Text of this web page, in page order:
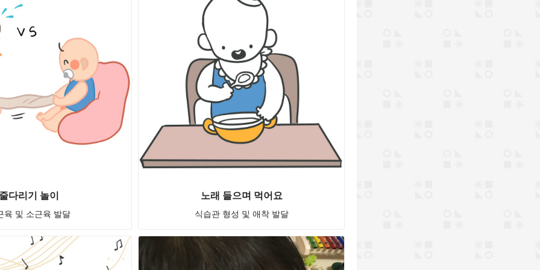
다리기 놀이
육 및 소근육 발달
노래 들으며 먹어요
식습관 형성 및 애착 발달